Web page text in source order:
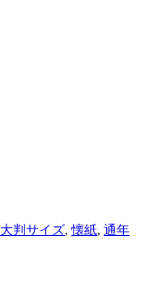
大判サイズ,懐紙, 通年